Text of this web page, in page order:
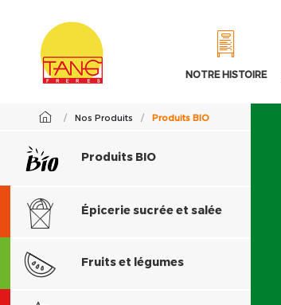
NOTRE HISTOIRE
/ Nos Produits / Produits BIO
Produits BIO
Épicerie sucrée et salée
Fruits et légumes